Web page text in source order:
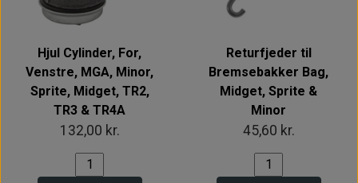
Hjul Cylinder, For,
Venstre, MGA, Minor,
Sprite, Midget, TR2,
TR3 & TR4A
132,00 kr.
Returfjeder til
Bremsebakker Bag,
Midget, Sprite &
Minor
45,60 kr.